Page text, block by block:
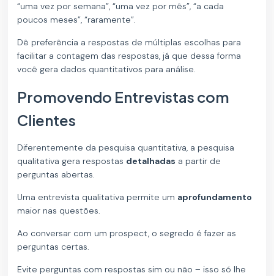
“uma vez por semana”, “uma vez por mês”, “a cada
poucos meses”, “raramente”.
Dê preferência a respostas de múltiplas escolhas para
facilitar a contagem das respostas, já que dessa forma
você gera dados quantitativos para análise.
Promovendo Entrevistas com
Clientes
Diferentemente da pesquisa quantitativa, a pesquisa
qualitativa gera respostas detalhadas a partir de
perguntas abertas.
Uma entrevista qualitativa permite um aprofundamento
maior nas questões.
Ao conversar com um prospect, o segredo é fazer as
perguntas certas.
Evite perguntas com respostas sim ou não – isso só lhe